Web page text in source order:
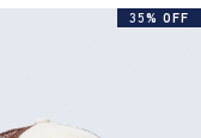
35% OFF